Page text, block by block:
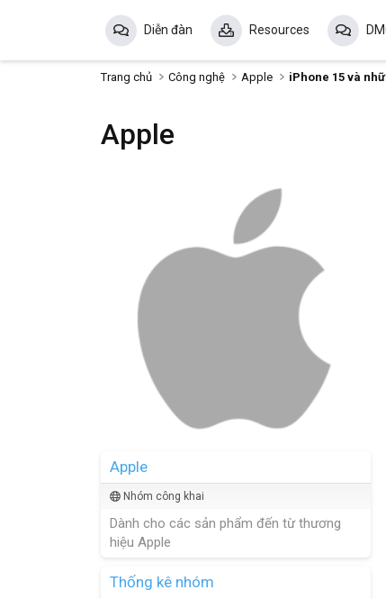
Diễn đàn Resources
Trang chủ Công nghệ Apple iPhone 15 và
Apple
Apple
Nhóm công khai
Dành cho các sản phẩm đến từ thương
hiệu Apple
Thống kê nhóm